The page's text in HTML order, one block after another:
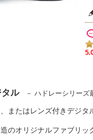
ル － ハドレーシリーズ
またはレンズ付きデジタ
のオリジナルファブリッ